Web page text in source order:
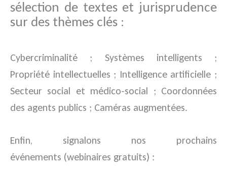
sélection de textes et jurisprudence
sur des thèmes clés :
Cybercriminalité ; Systèmes intelligents ;
Propriété intellectuelles ; Intelligence artificielle ;
Secteur social et médico-social ; Coordonnées
des agents publics ; Caméras augmentées.
Enfin, signalons nos prochains
événements (webinaires gratuits) :